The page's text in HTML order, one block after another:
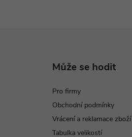
Může se hodit
Pro firmy
Obchodní podmínky
Vrácení a reklamace zboží
Tabulka velikostí